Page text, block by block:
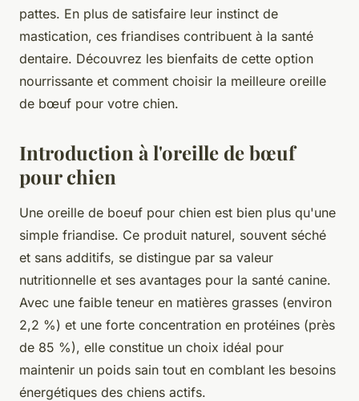
pattes. En plus de satisfaire leur instinct de
mastication, ces friandises contribuent à la santé
dentaire. Découvrez les bienfaits de cette option
nourrissante et comment choisir la meilleure oreille
de bœuf pour votre chien.
Introduction à l'oreille de bœuf
pour chien
Une oreille de boeuf pour chien est bien plus qu'une
simple friandise. Ce produit naturel, souvent séché
et sans additifs, se distingue par sa valeur
nutritionnelle et ses avantages pour la santé canine.
Avec une faible teneur en matières grasses (environ
2,2 %) et une forte concentration en protéines (près
de 85 %), elle constitue un choix idéal pour
maintenir un poids sain tout en comblant les besoins
énergétiques des chiens actifs.